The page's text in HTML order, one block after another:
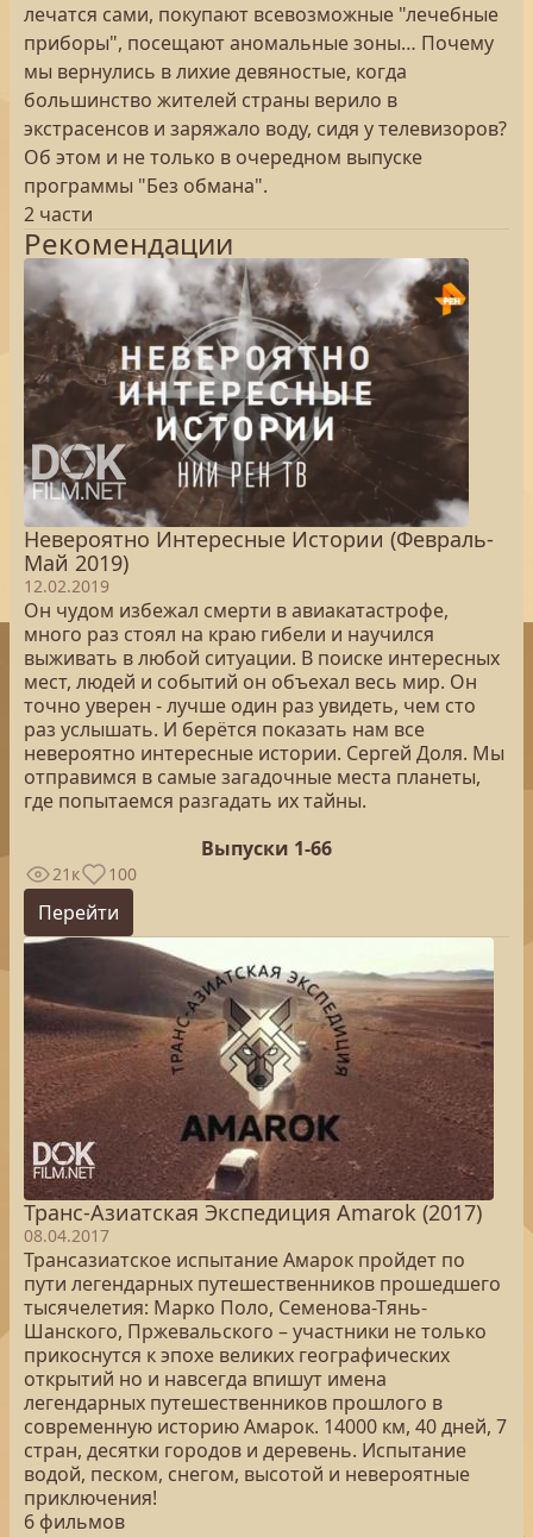
лечатся сами, покупают всевозможные "лечебные
приборы", посещают аномальные зоны… Почему
мы вернулись в лихие девяностые, когда
большинство жителей страны верило в
экстрасенсов и заряжало воду, сидя у телевизоров?
Об этом и не только в очередном выпуске
программы "Без обмана".
2 части
Рекомендации
Невероятно Интересные Истории (Февраль-
Май 2019)
12.02.2019
Он чудом избежал смерти в авиакатастрофе,
много раз стоял на краю гибели и научился
выживать в любой ситуации. В поиске интересных
мест, людей и событий он объехал весь мир. Он
точно уверен - лучше один раз увидеть, чем сто
раз услышать. И берётся показать нам все
невероятно интересные истории. Сергей Доля. Мы
отправимся в самые загадочные места планеты,
где попытаемся разгадать их тайны.
Выпуски 1-66
21к 100
Перейти
Транс-Азиатская Экспедиция Amarok (2017)
08.04.2017
Трансазиатское испытание Амарок пройдет по
пути легендарных путешественников прошедшего
тысячелетия: Марко Поло, Семенова-Тянь-
Шанского, Пржевальского – участники не только
прикоснутся к эпохе великих географических
открытий но и навсегда впишут имена
легендарных путешественников прошлого в
современную историю Амарок. 14000 км, 40 дней, 7
стран, десятки городов и деревень. Испытание
водой, песком, снегом, высотой и невероятные
приключения!
6 фильмов